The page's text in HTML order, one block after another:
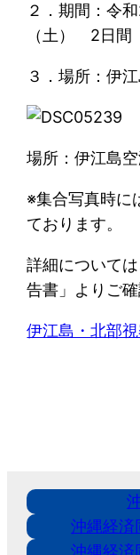
２．期間：令
（土） 2日間
３．場所：伊
場所：伊江島
※集合写真時に
ております。
詳細について
告書」よりご確
伊江島・北部
沖縄経済